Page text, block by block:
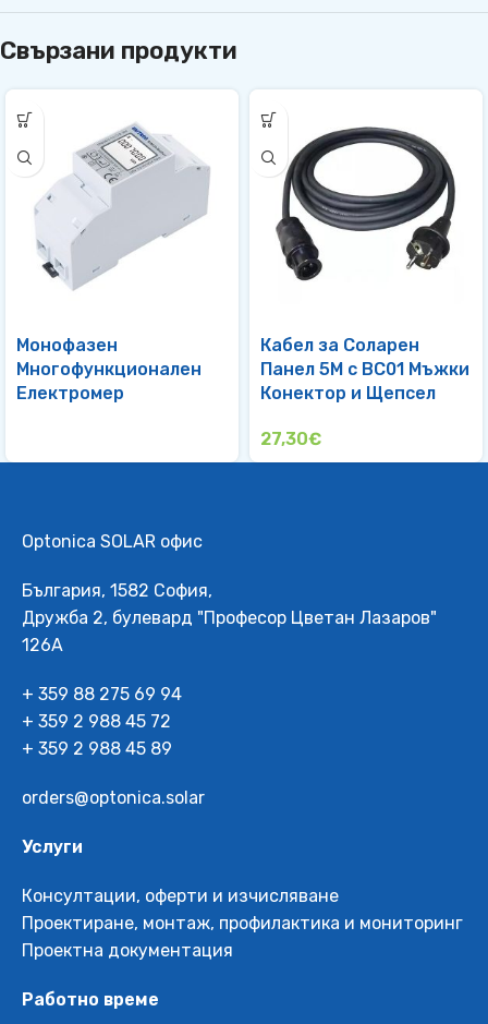
Свързани продукти
Монофазен
Многофункционален
Електромер
Кабел за Соларен
Панел 5М с BC01 Мъжки
Конектор и Щепсел
27,30€
Optonica SOLAR офис
България, 1582 София,
Дружба 2, булевард "Професор Цветан Лазаров"
126А
+ 359 88 275 69 94
+ 359 2 988 45 72
+ 359 2 988 45 89
orders@optonica.solar
Услуги
Консултации, оферти и изчисляване
Проектиране, монтаж, профилактика и мониторинг
Проектна документация
Работно време